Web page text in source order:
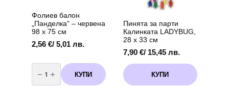
Фолиев балон
„Панделка“ – червена
98 х 75 см
2,56 €/ 5,01 лв.
количество
за
Фолиев КУПИ
Пинята за парти
Калинката LADYBUG,
28 х 33 см
7,90 €/ 15,45 лв.
КУПИ